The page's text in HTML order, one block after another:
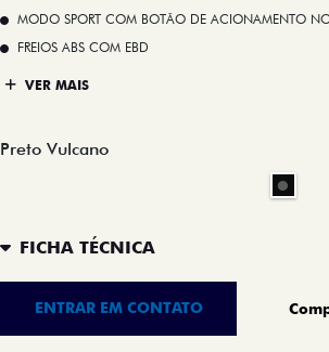
MODO SPORT COM BOTÃO DE ACIONAMENTO
FREIOS ABS COM EBD
VER MAIS
Preto Vulcano
FICHA TÉCNICA
ENTRAR EM CONTATO